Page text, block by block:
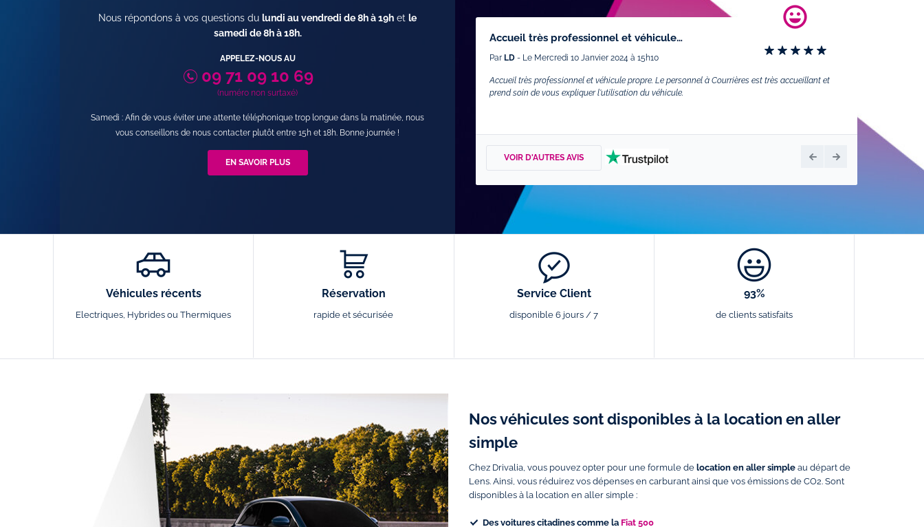
Nous répondons à vos questions du lundi au vendredi de 8h à 19h et le
samedi de 8h à 18h.
APPELEZ-NOUS AU
09 71 09 10 69
(numéro non surtaxé)
Samedi : Afin de vous éviter une attente téléphonique trop longue dans la matinée, nous
vous conseillons de nous contacter plutôt entre 15h et 18h. Bonne journée !
EN SAVOIR PLUS
Accueil très professionnel et véhicule…
Par LD - Le Mercredi 10 Janvier 2024 à 15h10
Accueil très professionnel et véhicule propre. Le personnel à Courrières est très accueillant et
prend soin de vous expliquer l'utilisation du véhicule.
VOIR D'AUTRES AVIS
Véhicules récents
Electriques, Hybrides ou Thermiques
Réservation
rapide et sécurisée
Service Client
disponible 6 jours / 7
93%
de clients satisfaits
Nos véhicules sont disponibles à la location en aller
simple
Chez Drivalia, vous pouvez opter pour une formule de location en aller simple au départ de
Lens. Ainsi, vous réduirez vos dépenses en carburant ainsi que vos émissions de CO2. Sont
disponibles à la location en aller simple :
Des voitures citadines comme la Fiat 500